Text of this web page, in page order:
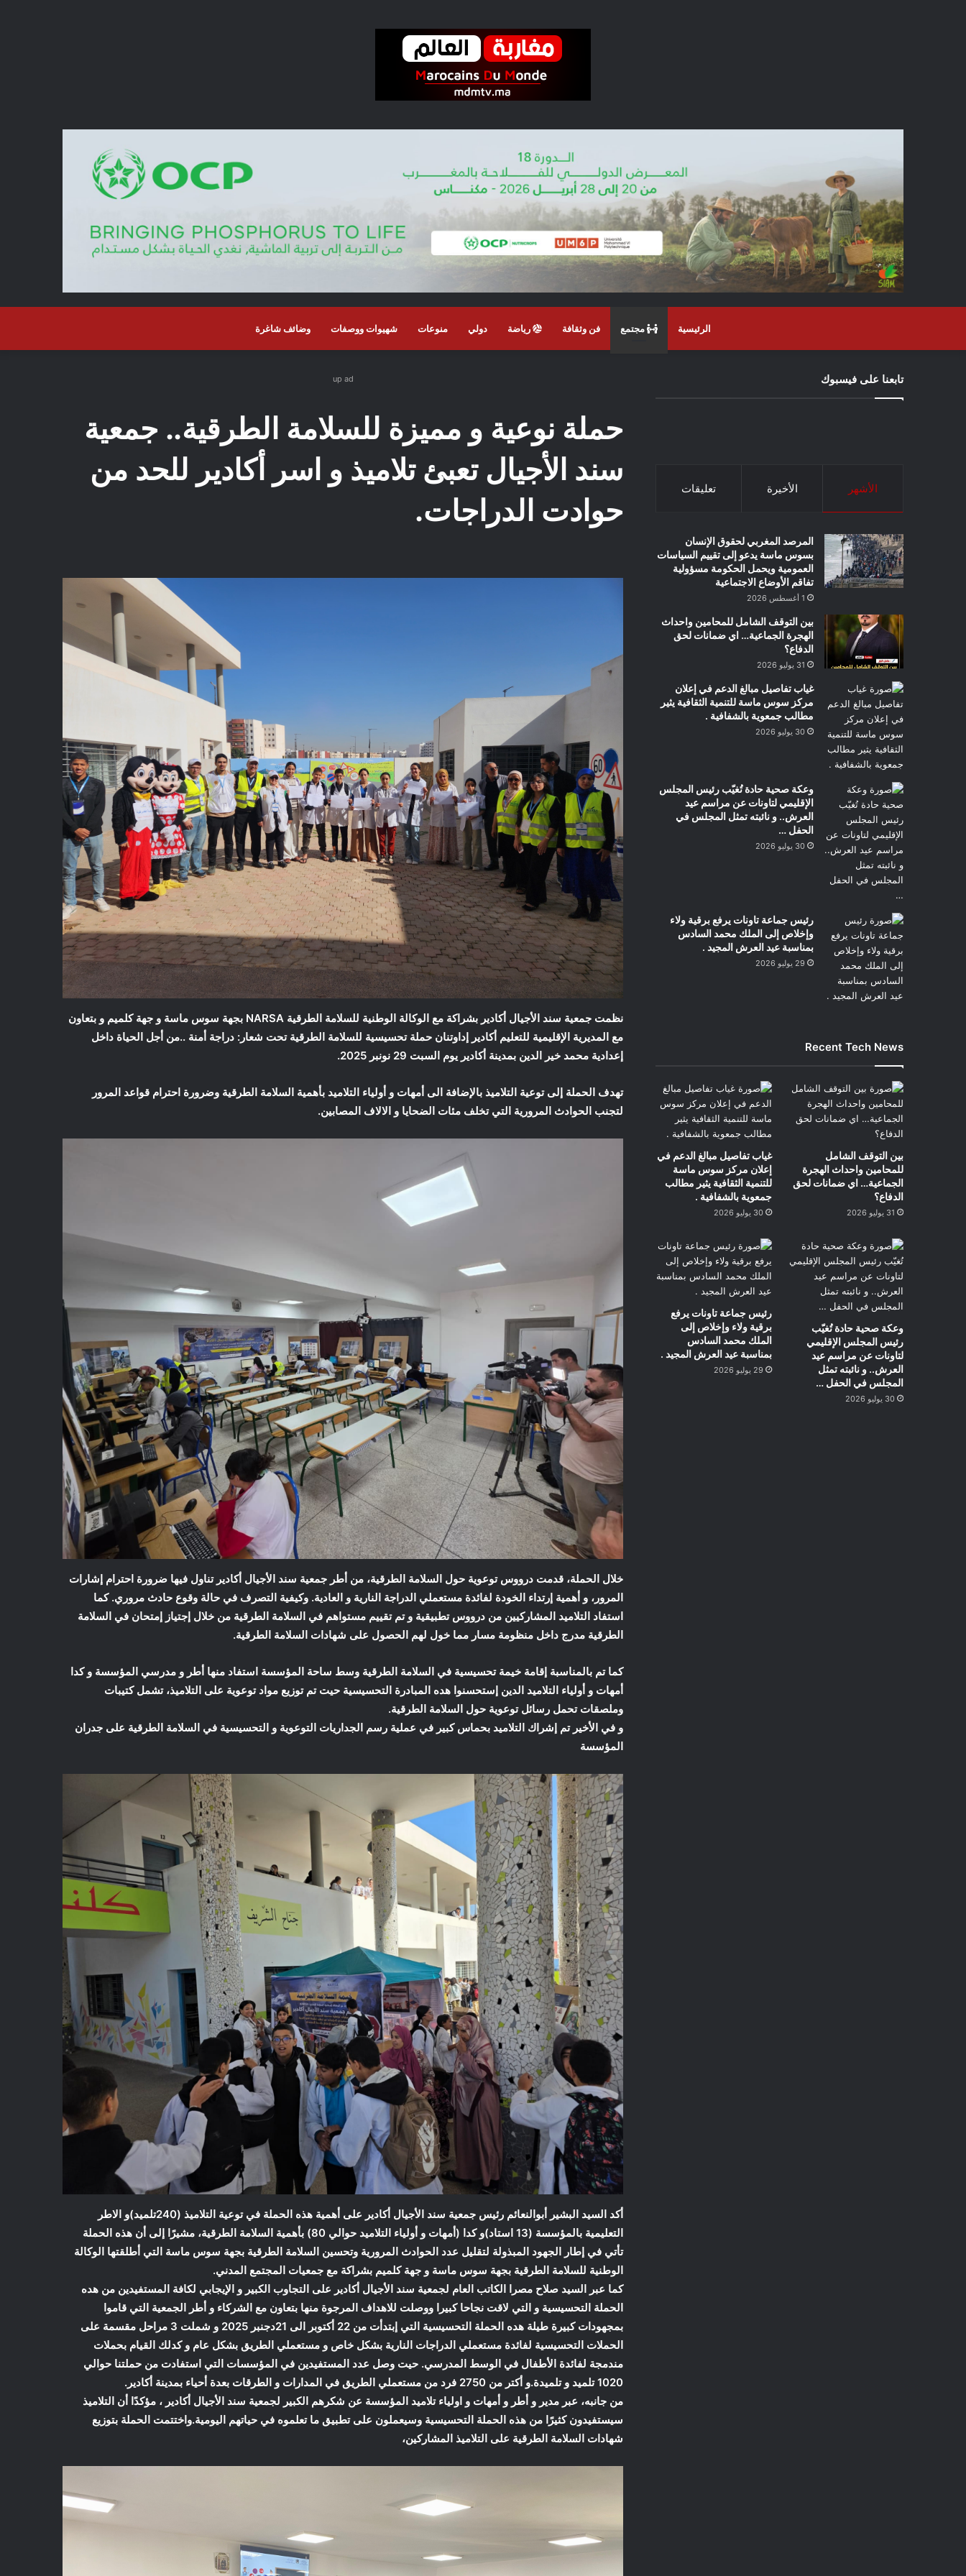
الرئيسية مجتمع فن وثقافة رياضة دولي منوعات شهيوات ووصفات وضائف شاغرة
up ad
حملة نوعية و مميزة للسلامة الطرقية.. جمعية
سند الأجيال تعبئ تلاميذ و اسر أكادير للحد من
حوادت الدراجات.
نظمت جمعية سند الأجيال أكادير بشراكة مع الوكالة الوطنية للسلامة الطرقية NARSA بجهة سوس ماسة و جهة كلميم و بتعاون
مع المديرية الإقليمية للتعليم أكادير إداوتنان حملة تحسيسية للسلامة الطرقية تحت شعار: دراجة أمنة ..من أجل الحياة داخل
إعدادية محمد خير الدين بمدينة أكادير يوم السبت 29 نونبر 2025.
تهدف الحملة إلى توعية التلاميذ بالإضافة الى أمهات و أولياء التلاميد بأهمية السلامة الطرقية وضرورة احترام قواعد المرور
لتجنب الحوادث المرورية التي تخلف مئات الضحايا و الالاف المصابين.
خلال الحملة، قدمت درووس توعوية حول السلامة الطرقية، من أطر جمعية سند الأجيال أكادير تناول فيها ضرورة احترام إشارات
المرور، و أهمية إرتداء الخودة لفائدة مستعملي الدراجة النارية و العادية. وكيفية التصرف في حالة وقوع حادث مروري. كما
استفاد التلاميد المشاركيين من درووس تطبيقية و تم تقييم مستواهم في السلامة الطرقية من خلال إجتياز إمتحان في السلامة
الطرقية مدرج داخل منظومة مسار مما خول لهم الحصول على شهادات السلامة الطرقية.
كما تم بالمناسبة إقامة خيمة تحسيسية في السلامة الطرقية وسط ساحة المؤسسة استفاد منها أطر و مدرسي المؤسسة و كدا
أمهات و أولياء التلاميد الدين إستحسنوا هده المبادرة التحسيسية حيت تم توزيع مواد توعوية على التلاميذ، تشمل كتيبات
وملصقات تحمل رسائل توعوية حول السلامة الطرقية.
و في الأخير تم إشراك التلاميد بحماس كبير في عملية رسم الجداريات التوعوية و التحسيسية في السلامة الطرقية على جدران
المؤسسة
أكد السيد البشير أبوالنعائم رئيس جمعية سند الأجيال أكادير على أهمية هذه الحملة في توعية التلاميذ (240تلميد)و الاطر
التعليمية بالمؤسسة (13 استاد)و كدا (أمهات و أولياء التلاميد حوالي 80) بأهمية السلامة الطرقية، مشيرًا إلى أن هذه الحملة
تأتي في إطار الجهود المبذولة لتقليل عدد الحوادث المرورية وتحسين السلامة الطرقية بجهة سوس ماسة التي أطلقتها الوكالة
الوطنية للسلامة الطرقية بجهة سوس ماسة و جهة كلميم بشراكة مع جمعيات المجتمع المدني.
كما عبر السيد صلاح مصرا الكاتب العام لجمعية سند الأجيال أكادير على التجاوب الكبير و الإيجابي لكافة المستفيدين من هده
الحملة التحسيسية و التي لاقت نجاحا كبيرا ووصلت للاهداف المرجوة منها بتعاون مع الشركاء و أطر الجمعية التي قاموا
بمجهودات كبيرة طيلة هده الحملة التحسيسية التي إبتدأت من 22 أكتوبر الى 21دجنبر 2025 و شملت 3 مراحل مقسمة على
الحملات التحسيسية لفائدة مستعملي الدراجات النارية بشكل خاص و مستعملي الطريق بشكل عام و كدلك القيام بحملات
مندمجة لفائدة الأطفال في الوسط المدرسي. حيت وصل عدد المستفيدين في المؤسسات التي استفادت من حملتنا حوالي
1020 تلميد و تلميدة.و أكتر من 2750 فرد من مستعملي الطريق في المدارات و الطرقات بعدة أحياء بمدينة أكادير.
من جانبه، عبر مدير و أطر و أمهات و اولياء تلاميد المؤسسة عن شكرهم الكبير لجمعية سند الأجيال أكادير ، مؤكدًا أن التلاميذ
سيستفيدون كثيرًا من هذه الحملة التحسيسية وسيعملون على تطبيق ما تعلموه في حياتهم اليومية.واختتمت الحملة بتوزيع
شهادات السلامة الطرقية على التلاميذ المشاركين،
تابعنا على فيسبوك
الأشهر الأخيرة تعليقات
المرصد المغربي لحقوق الإنسان
بسوس ماسة يدعو إلى تقييم السياسات
العمومية ويحمل الحكومة مسؤولية
تفاقم الأوضاع الاجتماعية
1 أغسطس 2026
بين التوقف الشامل للمحامين واحداث
الهجرة الجماعية… اي ضمانات لحق
الدفاع؟
31 يوليو 2026
غياب تفاصيل مبالغ الدعم في إعلان
مركز سوس ماسة للتنمية الثقافية يثير
مطالب جمعوية بالشفافية .
30 يوليو 2026
وعكة صحية حادة تُغيّب رئيس المجلس
الإقليمي لتاونات عن مراسم عيد
العرش.. و نائبته تمثل المجلس في
الحفل …
30 يوليو 2026
رئيس جماعة تاونات يرفع برقية ولاء
وإخلاص إلى الملك محمد السادس
بمناسبة عيد العرش المجيد .
29 يوليو 2026
Recent Tech News
بين التوقف الشامل
للمحامين واحداث الهجرة
الجماعية… اي ضمانات لحق
الدفاع؟
31 يوليو 2026
غياب تفاصيل مبالغ الدعم في
إعلان مركز سوس ماسة
للتنمية الثقافية يثير مطالب
جمعوية بالشفافية .
30 يوليو 2026
وعكة صحية حادة تُغيّب
رئيس المجلس الإقليمي
لتاونات عن مراسم عيد
العرش.. و نائبته تمثل
المجلس في الحفل …
30 يوليو 2026
رئيس جماعة تاونات يرفع
برقية ولاء وإخلاص إلى
الملك محمد السادس
بمناسبة عيد العرش المجيد .
29 يوليو 2026